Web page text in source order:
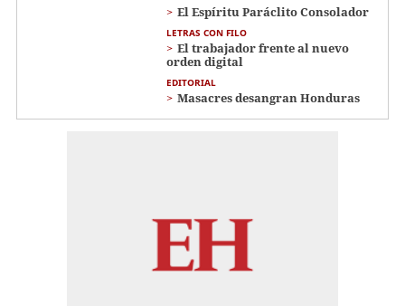
El Espíritu Paráclito Consolador
LETRAS CON FILO
El trabajador frente al nuevo
orden digital
EDITORIAL
Masacres desangran Honduras